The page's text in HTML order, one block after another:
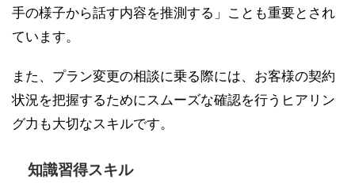
手の様子から話す内容を推測する」ことも重要とされ
ています。
また、プラン変更の相談に乗る際には、お客様の契約
状況を把握するためにスムーズな確認を行うヒアリン
グ力も大切なスキルです。
知識習得スキル